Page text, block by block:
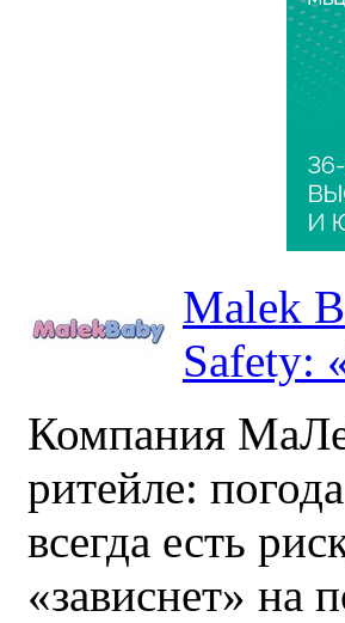
Malek
Safety:
Компания
ритейле:
всегда есть
«зависнет» на